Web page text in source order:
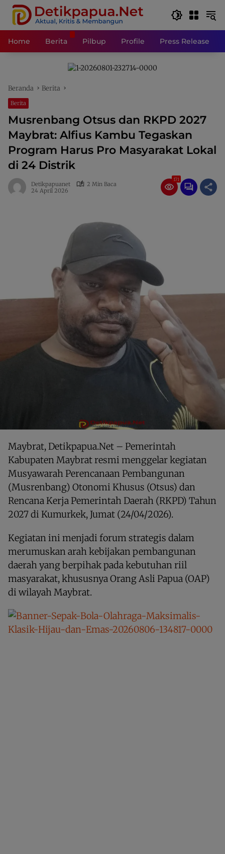
Langsung
konten
Home
Berita Pilbup Profile Press Release
Beranda Berita
Berita
Musrenbang Otsus dan RKPD 2027
Maybrat: Alfius Kambu Tegaskan
Program Harus Pro Masyarakat Lokal
di 24 Distrik
Detikpapuanet
2 Min Baca
24 April 2026
171
Maybrat, Detikpapua.Net – Pemerintah
Kabupaten Maybrat resmi menggelar kegiatan
Musyawarah Perencanaan Pembangunan
(Musrenbang) Otonomi Khusus (Otsus) dan
Rencana Kerja Pemerintah Daerah (RKPD) Tahun
2027 di Kumurkek, Jumat (24/04/2026).
Kegiatan ini menjadi forum strategis dalam
merumuskan arah kebijakan pembangunan
daerah yang berpihak pada kebutuhan riil
masyarakat, khususnya Orang Asli Papua (OAP)
di wilayah Maybrat.